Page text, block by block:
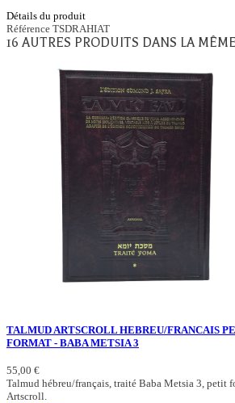
Détails du produit
Référence TSDRAHIAT
16 AUTRES PRODUITS DANS LA
TALMUD ARTSCROLL HEBREU/FRANCAIS
FORMAT - BABA METSIA 3
55,00 €
Talmud hébreu/français, traité Baba Metsia 3, petit
Artscroll.